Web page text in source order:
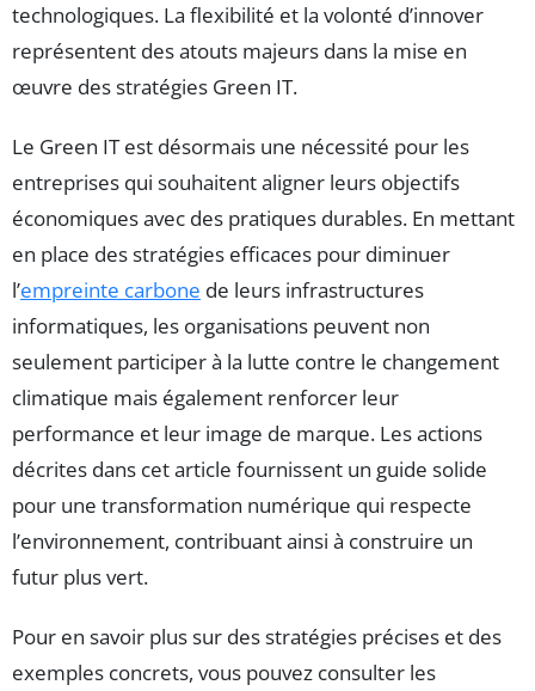
technologiques. La flexibilité et la volonté d’innover
représentent des atouts majeurs dans la mise en
œuvre des stratégies Green IT.
Le Green IT est désormais une nécessité pour les
entreprises qui souhaitent aligner leurs objectifs
économiques avec des pratiques durables. En mettant
en place des stratégies efficaces pour diminuer
l’empreinte carbone de leurs infrastructures
informatiques, les organisations peuvent non
seulement participer à la lutte contre le changement
climatique mais également renforcer leur
performance et leur image de marque. Les actions
décrites dans cet article fournissent un guide solide
pour une transformation numérique qui respecte
l’environnement, contribuant ainsi à construire un
futur plus vert.
Pour en savoir plus sur des stratégies précises et des
exemples concrets, vous pouvez consulter les